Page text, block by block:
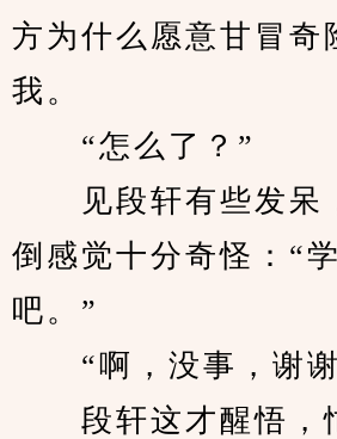
方为什么愿意甘冒奇
我。
“怎么了？”
见段轩有些发呆
倒感觉十分奇怪：“
吧。”
“啊，没事，谢谢
段轩这才醒悟，